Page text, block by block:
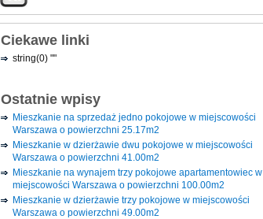
Ciekawe linki
string(0) ""
Ostatnie wpisy
Mieszkanie na sprzedaż jedno pokojowe w miejscowości
Warszawa o powierzchni 25.17m2
Mieszkanie w dzierżawie dwu pokojowe w miejscowości
Warszawa o powierzchni 41.00m2
Mieszkanie na wynajem trzy pokojowe apartamentowiec w
miejscowości Warszawa o powierzchni 100.00m2
Mieszkanie w dzierżawie trzy pokojowe w miejscowości
Warszawa o powierzchni 49.00m2